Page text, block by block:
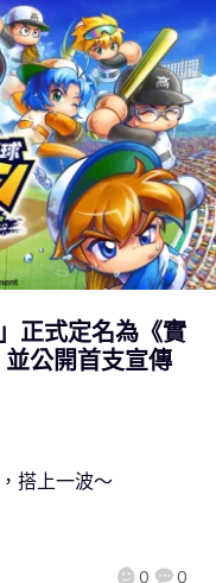
正式定名為《實
公開首支宣傳
0 0
搭上一波～